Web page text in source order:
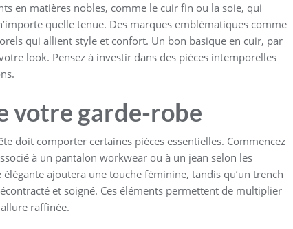
en matières nobles, comme le cuir fin ou la soie, qui
quelle tenue. Des marques emblématiques comme
qui allient style et confort. Un bon basique en cuir, par
look. Pensez à investir dans des pièces intemporelles
votre garde-robe
doit comporter certaines pièces essentielles. Commencez
à un pantalon workwear ou à un jean selon les
ajoutera une touche féminine, tandis qu’un trench
et soigné. Ces éléments permettent de multiplier
raffinée.